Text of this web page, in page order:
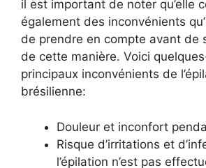
il est important de noter qu’elle
également des inconvénients
de prendre en compte avant de
de cette manière. Voici
principaux inconvénients de
brésilienne:
Douleur et inconfort
Risque d’irritations et
l’épilation n’est pas